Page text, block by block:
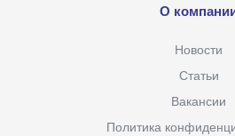
О
Новости
Статьи
Вакансии
Политика